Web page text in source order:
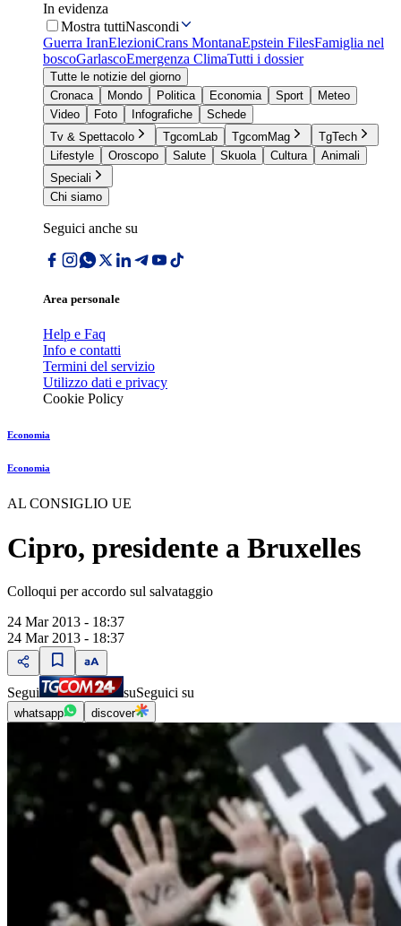
In evidenza
Mostra tuttiNascondi
Guerra IranElezioniCrans MontanaEpstein FilesFamiglia nel
boscoGarlascoEmergenza ClimaTutti i dossier
Tutte le notizie del giorno
Cronaca
Mondo Politica Economia Sport
Meteo
Video
Foto Infografiche
Schede
Tv & Spettacolo
TgcomLab TgcomMag
TgTech
Lifestyle
Oroscopo Salute Skuola Cultura
Animali
Speciali
Chi siamo
Seguici anche su
Area personale
Help e Faq
Info e contatti
Termini del servizio
Utilizzo dati e privacy
Cookie Policy
Economia
Economia
AL CONSIGLIO UE
Cipro, presidente a Bruxelles
Colloqui per accordo sul salvataggio
24 Mar 2013 - 18:37
24 Mar 2013 - 18:37
Segui suSeguici su
whatsapp discover